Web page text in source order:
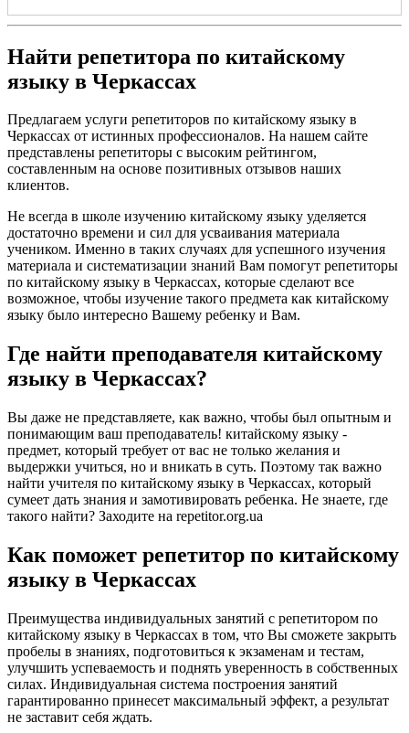
Найти репетитора по китайскому
языку в Черкассах
Предлагаем услуги репетиторов по китайскому языку в
Черкассах от истинных профессионалов. На нашем сайте
представлены репетиторы с высоким рейтингом,
составленным на основе позитивных отзывов наших
клиентов.
Не всегда в школе изучению китайскому языку уделяется
достаточно времени и сил для усваивания материала
учеником. Именно в таких случаях для успешного изучения
материала и систематизации знаний Вам помогут репетиторы
по китайскому языку в Черкассах, которые сделают все
возможное, чтобы изучение такого предмета как китайскому
языку было интересно Вашему ребенку и Вам.
Где найти преподавателя китайскому
языку в Черкассах?
Вы даже не представляете, как важно, чтобы был опытным и
понимающим ваш преподаватель! китайскому языку -
предмет, который требует от вас не только желания и
выдержки учиться, но и вникать в суть. Поэтому так важно
найти учителя по китайскому языку в Черкассах, который
сумеет дать знания и замотивировать ребенка. Не знаете, где
такого найти? Заходите на repetitor.org.ua
Как поможет репетитор по китайскому
языку в Черкассах
Преимущества индивидуальных занятий с репетитором по
китайскому языку в Черкассах в том, что Вы сможете закрыть
пробелы в знаниях, подготовиться к экзаменам и тестам,
улучшить успеваемость и поднять уверенность в собственных
силах. Индивидуальная система построения занятий
гарантированно принесет максимальный эффект, а результат
не заставит себя ждать.